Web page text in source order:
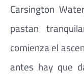
Carsington
pastan
comienza el
antes hay que